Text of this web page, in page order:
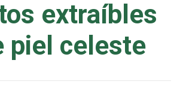
extraíbles
piel celeste